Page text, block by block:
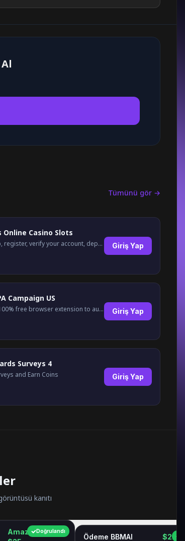
Tümünü gör →
Casino Slots
Open the app, register, verify your account, deposit and wager a minimum of €10 using a valid credit card. Giriş Yap
Campaign US
Coupert is a 100% free browser extension to automatically find and apply coupons, and offer cashback. Coupert will let you know if there are available coupons and a Cash Back reward available during your shopping journey. Giriş Yap
Surveys 4
and Earn Coins Giriş Yap
kanıtı
Doğrulandı
Amazon GC
Ödeme BBMAI $2.06